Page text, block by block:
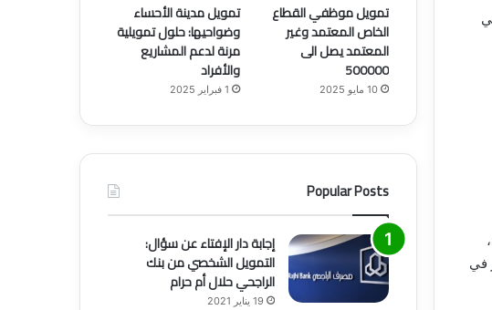
في
تمويل موظفي القطاع
الخاص المعتمد وغير
المعتمد يصل الى
500000
10 مايو 2025
تمويل مدينة الأحساء
وضواحيها: حلول تمويلية
مرنة لدعم المشاريع
والأفراد
1 فبراير 2025
Popular Posts
إجابة دار الإفتاء عن سؤال:
التمويل الشخصي من بنك
الراجحي حلال أم حرام
19 يناير 2021